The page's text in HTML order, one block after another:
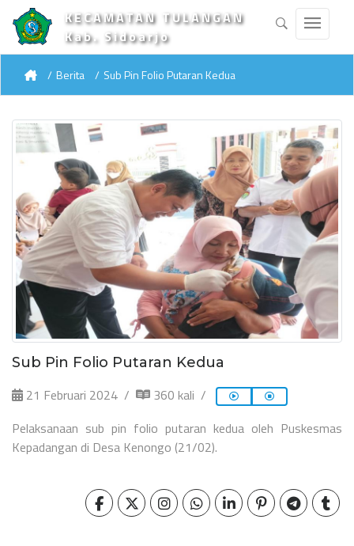
KECAMATAN TULANGAN
Kab. Sidoarjo
Berita Sub Pin Folio Putaran Kedua
Sub Pin Folio Putaran Kedua
21 Februari 2024
360 kali
Pelaksanaan sub pin folio putaran kedua oleh Puskesmas
Kepadangan di Desa Kenongo (21/02).